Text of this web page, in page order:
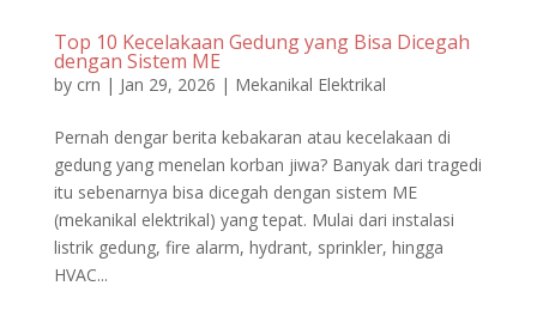
Top 10 Kecelakaan Gedung yang Bisa Dicegah
dengan Sistem ME
by crn | Jan 29, 2026 | Mekanikal Elektrikal
Pernah dengar berita kebakaran atau kecelakaan di
gedung yang menelan korban jiwa? Banyak dari tragedi
itu sebenarnya bisa dicegah dengan sistem ME
(mekanikal elektrikal) yang tepat. Mulai dari instalasi
listrik gedung, fire alarm, hydrant, sprinkler, hingga
HVAC...